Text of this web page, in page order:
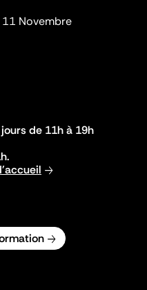
Novembre
de 11h à 19h